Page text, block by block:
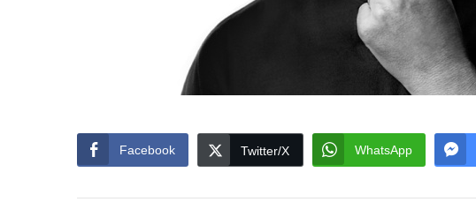
Facebook Twitter/X WhatsApp